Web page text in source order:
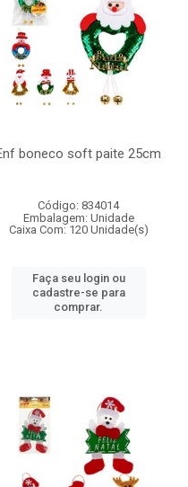
boneco soft paite 25cm
Código: 834014
Embalagem: Unidade
Caixa Com: 120 Unidade(s)
Faça seu login ou
cadastre-se para
comprar.